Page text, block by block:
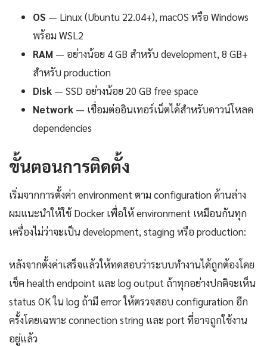
OS — Linux (Ubuntu 22.04+), macOS หรือ Windows
พร้อม WSL2
RAM — อย่างน้อย 4 GB สำหรับ development, 8 GB+
สำหรับ production
Disk — SSD อย่างน้อย 20 GB free space
Network — เชื่อมต่ออินเทอร์เน็ตได้สำหรับดาวน์โหลด
dependencies
ขั้นตอนการติดตั้ง
เริ่มจากการตั้งค่า environment ตาม configuration ด้านล่าง
ผมแนะนำให้ใช้ Docker เพื่อให้ environment เหมือนกันทุก
เครื่องไม่ว่าจะเป็น development, staging หรือ production:
หลังจากตั้งค่าเสร็จแล้วให้ทดสอบว่าระบบทำงานได้ถูกต้องโดย
เช็ค health endpoint และ log output ถ้าทุกอย่างปกติจะเห็น
status OK ใน log ถ้ามี error ให้ตรวจสอบ configuration อีก
ครั้งโดยเฉพาะ connection string และ port ที่อาจถูกใช้งาน
อยู่แล้ว